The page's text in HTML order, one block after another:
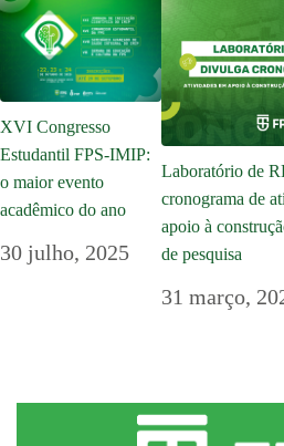
XVI Congresso
Estudantil FPS-IMIP:
o maior evento
acadêmico do ano
30 julho, 2025
Laboratório de
cronograma de
apoio à
de pesquisa
31 março,